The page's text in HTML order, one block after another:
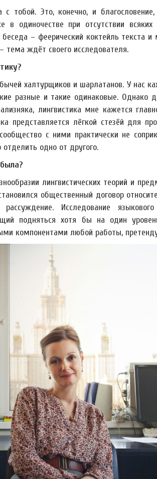
тобой. Это, конечно, и
в одиночестве при отсутствии
– феерический коктейль текста и
тема ждёт своего исследователя.
халтурщиков и шарлатанов. У нас
разные и такие одинаковые. Однако
лингвистика мне кажется
представляется лёгкой стезёй для
с ними практически не
одно от другого.
лингвистических теорий и
общественный договор
Исследование языкового
подняться хотя бы на один
компонентами любой работы,